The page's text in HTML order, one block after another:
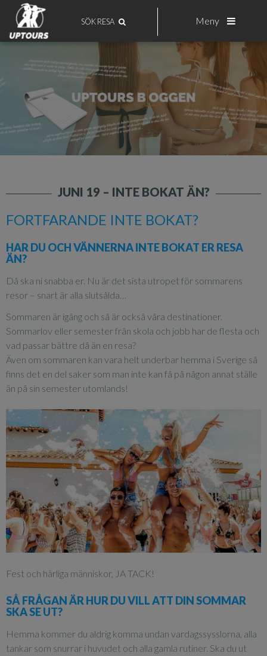
SÖK RESA Meny
JUNI 19 – INTE BOKAT ÄN?
FORTFARANDE INTE BOKAT?
HAR DU OCH VÄNNERNA INTE BOKAT ER RESA
ÄN?
Då ska ni snabba er. Nu är det sista utropet för sommarens
resor – snart är alla slutsålda…
Sommaren är igång och så är också våra destinationer.
Sommarlov eller semester från skola och jobb har de flesta och
vad passar bättre då än en resa?
Även om sommaren kan vara helt underbar hemma i Sverige så
finns det en del saker som man inte kan få på någon annat ställe
än på sin semester utomlands!
Fest och härliga människor, JA TACK!
SÅ FRÅGAN ÄR HUR DU VILL ATT DIN SOMMAR
SKA SE UT?
Hemma kommer du aldrig komma undan vardagssysslorna, alla
tankar som snurrar i huvudet och alla gamla rutiner. Ska du ut